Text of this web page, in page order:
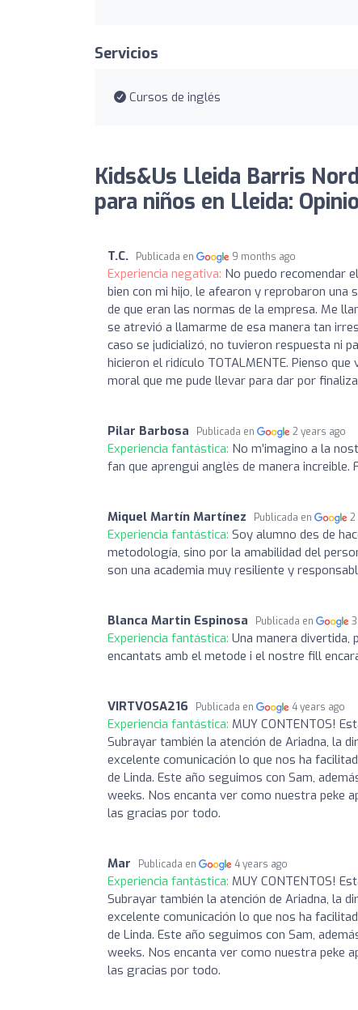
Servicios
Cursos de inglés
Kids&Us Lleida Barris
para niños en Lleida:
T.C. Publicada en 9 months ago
Experiencia negativa: No puedo recomendar
bien con mi hijo, le afearon y reprobaron
de que eran las normas de la empresa. Me
se atrevió a llamarme de esa manera tan
caso se judicializó, no tuvieron respuesta ni
hicieron el ridículo TOTALMENTE. Pienso
moral que me pude llevar para dar por
Pilar Barbosa Publicada en 2 years ago
Experiencia fantástica: No m’imagino a la
fan que aprengui anglès de manera increible.
Miquel Martín Martínez Publicada en 2
Experiencia fantástica: Soy alumno des de
metodología, sino por la amabilidad del
son una academia muy resiliente y
Blanca Martin Espinosa Publicada en
Experiencia fantástica: Una manera
encantats amb el metode i el nostre fill
VIRTVOSA216 Publicada en 4 years ago
Experiencia fantástica: MUY CONTENTOS!
Subrayar también la atención de Ariadna, la
excelente comunicación lo que nos ha
de Linda. Este año seguimos con Sam,
weeks. Nos encanta ver como nuestra peke
las gracias por todo.
Mar Publicada en 4 years ago
Experiencia fantástica: MUY CONTENTOS!
Subrayar también la atención de Ariadna, la
excelente comunicación lo que nos ha
de Linda. Este año seguimos con Sam,
weeks. Nos encanta ver como nuestra peke
las gracias por todo.